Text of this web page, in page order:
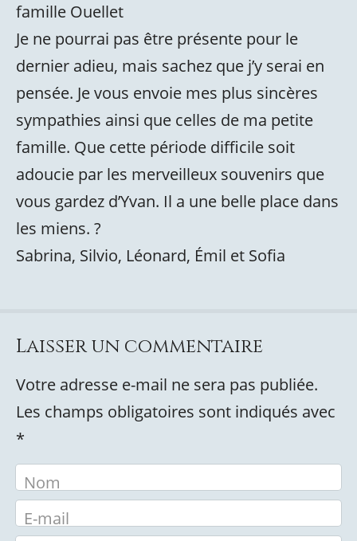
famille Ouellet
Je ne pourrai pas être présente pour le
dernier adieu, mais sachez que j’y serai en
pensée. Je vous envoie mes plus sincères
sympathies ainsi que celles de ma petite
famille. Que cette période difficile soit
adoucie par les merveilleux souvenirs que
vous gardez d’Yvan. Il a une belle place dans
les miens. ?
Sabrina, Silvio, Léonard, Émil et Sofia
Laisser un commentaire
Votre adresse e-mail ne sera pas publiée.
Les champs obligatoires sont indiqués avec
*
Nom
E-mail